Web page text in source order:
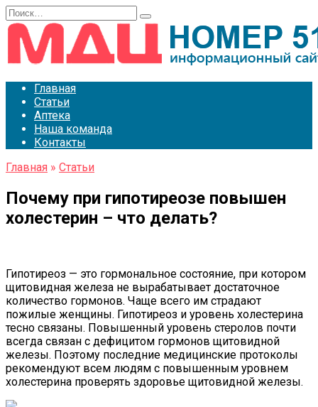
Перейти
к
содержанию
Search
for:
Главная
Статьи
Аптека
Наша команда
Контакты
Главная » Статьи
Почему при гипотиреозе повышен
холестерин – что делать?
Гипотиреоз — это гормональное состояние, при котором
щитовидная железа не вырабатывает достаточное
количество гормонов. Чаще всего им страдают
пожилые женщины. Гипотиреоз и уровень холестерина
тесно связаны. Повышенный уровень стеролов почти
всегда связан с дефицитом гормонов щитовидной
железы. Поэтому последние медицинские протоколы
рекомендуют всем людям с повышенным уровнем
холестерина проверять здоровье щитовидной железы.